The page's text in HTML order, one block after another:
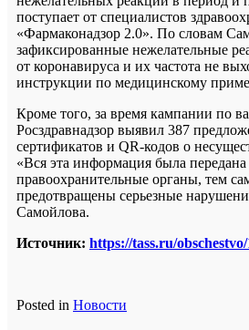
поступает от специалистов
«Фармаконадзор 2.0». По словам
зафиксированные нежелательные
от коронавируса и их частота не
инструкции по медицинскому
Кроме того, за время кампании по
Росздравнадзор выявил 387
сертификатов и QR-кодов о
«Вся эта информация была передана
правоохранительные органы, тем
предотвращены серьезные
Самойлова.
Источник: https://tass.ru/
Posted in Новости